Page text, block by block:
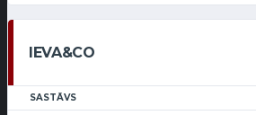
IEVA&CO
SASTĀVS